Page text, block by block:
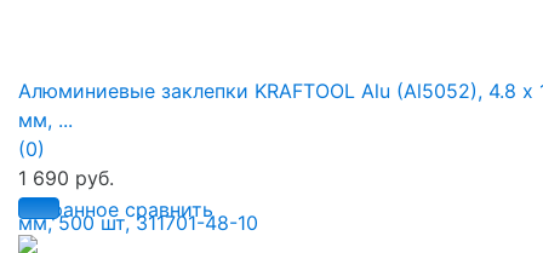
избранное сравнить
Алюминиевые заклепки KRAFTOOL Alu (Al5052), 4.8 х
мм, ...
(0)
1 690 руб.